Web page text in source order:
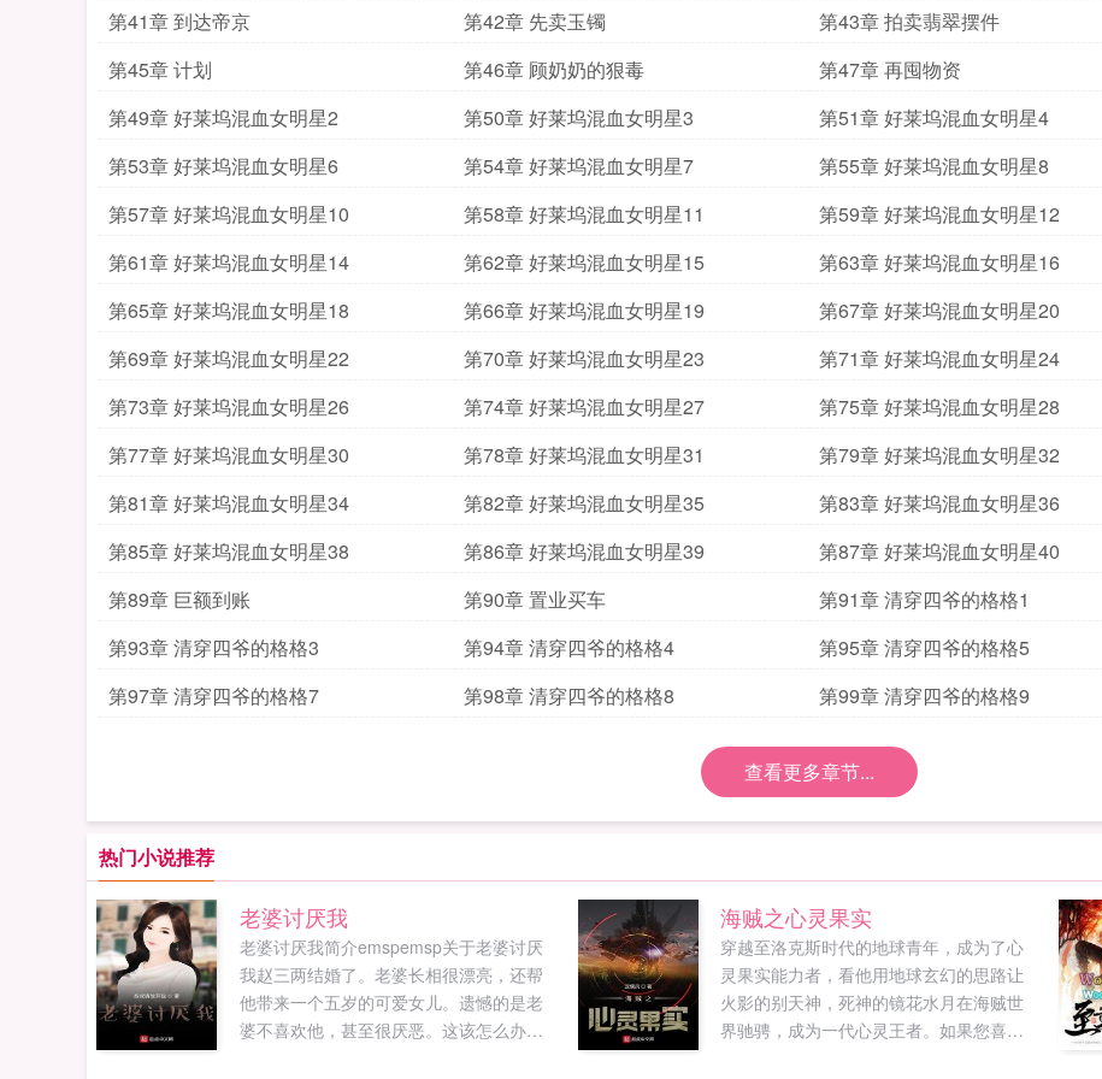
第41章 到达帝京
第42章 先卖玉镯 第43章 拍卖翡翠摆件
第45章 计划
第46章 顾奶奶的狠毒 第47章 再囤物资
第49章 好莱坞混血女明星2
第50章 好莱坞混血女明星3 第51章 好莱坞混血女明星4
第53章 好莱坞混血女明星6
第54章 好莱坞混血女明星7 第55章 好莱坞混血女明星8
第57章 好莱坞混血女明星10
第58章 好莱坞混血女明星11 第59章 好莱坞混血女明星12
第61章 好莱坞混血女明星14
第62章 好莱坞混血女明星15 第63章 好莱坞混血女明星16
第65章 好莱坞混血女明星18
第66章 好莱坞混血女明星19 第67章 好莱坞混血女明星20
第69章 好莱坞混血女明星22
第70章 好莱坞混血女明星23 第71章 好莱坞混血女明星24
第73章 好莱坞混血女明星26
第74章 好莱坞混血女明星27 第75章 好莱坞混血女明星28
第77章 好莱坞混血女明星30
第78章 好莱坞混血女明星31 第79章 好莱坞混血女明星32
第81章 好莱坞混血女明星34
第82章 好莱坞混血女明星35 第83章 好莱坞混血女明星36
第85章 好莱坞混血女明星38
第86章 好莱坞混血女明星39 第87章 好莱坞混血女明星40
第89章 巨额到账
第90章 置业买车 第91章 清穿四爷的格格1
第93章 清穿四爷的格格3
第94章 清穿四爷的格格4 第95章 清穿四爷的格格5
第97章 清穿四爷的格格7
第98章 清穿四爷的格格8 第99章 清穿四爷的格格9
查看更多章节...
热门小说推荐
老婆讨厌我
老婆讨厌我简介emspemsp关于老婆讨厌
我赵三两结婚了。老婆长相很漂亮，还帮
他带来一个五岁的可爱女儿。遗憾的是老
婆不喜欢他，甚至很厌恶。这该怎么办首
海贼之心灵果实
穿越至洛克斯时代的地球青年，成为了心
灵果实能力者，看他用地球玄幻的思路让
火影的别天神，死神的镜花水月在海贼世
界驰骋，成为一代心灵王者。如果您喜欢